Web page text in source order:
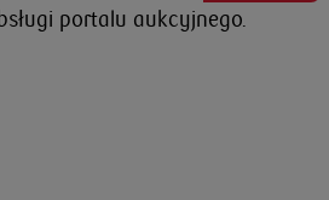
portalu aukcyjnego.